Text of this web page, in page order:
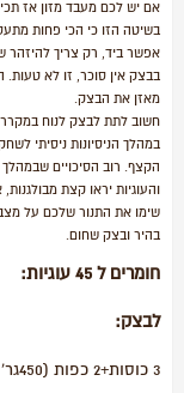
אם יש לכם מעבד מזון אז
בשיטה הזו כי הכי פחות
אפשר ביד, רק צריך להיזהר
בבצק אין סוכר, זו לא טעות.
מאזן את הבצק.
חשוב לתת לבצק לנוח
במהלך הניסיונות ניסיתי
הקצף. רוב הסיכויים
והעוגיות יראו קצת
שימו את התנור שלכם על
בהיר ובצק שחום.
חומרים ל 45 עוגיות :
לבצק:
3 כוסות+2 כפות (450גר' ) קמח